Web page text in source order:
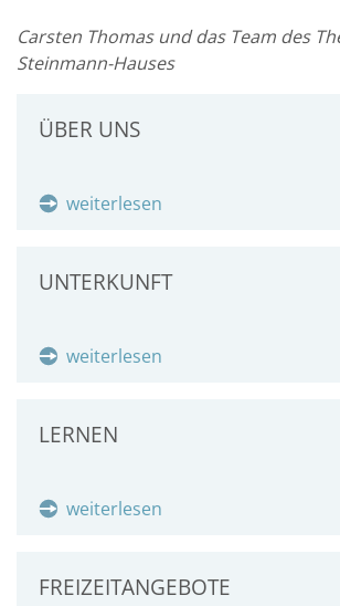
Carsten Thomas und das Team des
Steinmann-Hauses
ÜBER UNS
weiterlesen
UNTERKUNFT
weiterlesen
LERNEN
weiterlesen
FREIZEITANGEBOTE